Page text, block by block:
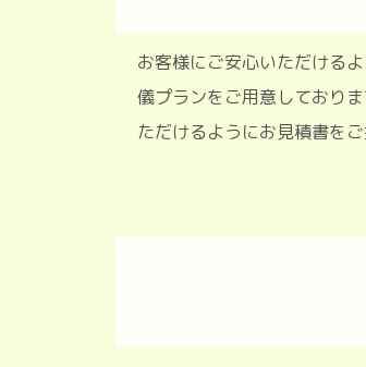
お客様にご安心いただ
儀プランをご用意して
ただけるようにお見積